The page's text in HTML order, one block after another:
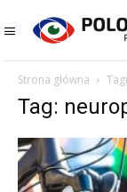
Strona główna Tagi
Tag: